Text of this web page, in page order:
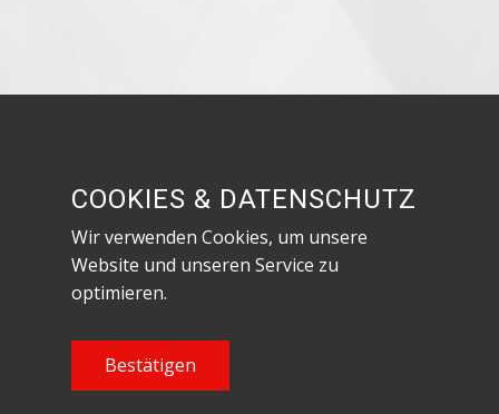
der Pegnitz, 2023
Datenschutzerklärung & Impressum
COOKIES & DATENSCHUTZ
Wir verwenden Cookies, um unsere
Website und unseren Service zu
optimieren.
Bestätigen